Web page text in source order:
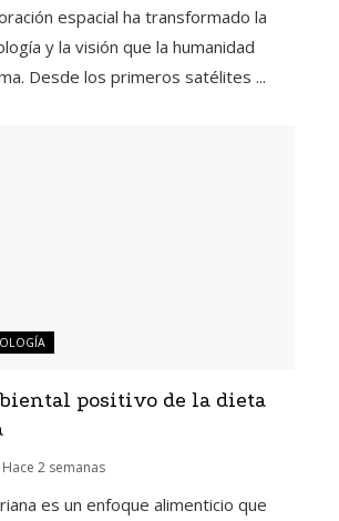
espacial ha transformado la
y la visión que la humanidad
Desde los primeros satélites ...
positivo de la dieta
Hace 2 semanas
es un enfoque alimenticio que